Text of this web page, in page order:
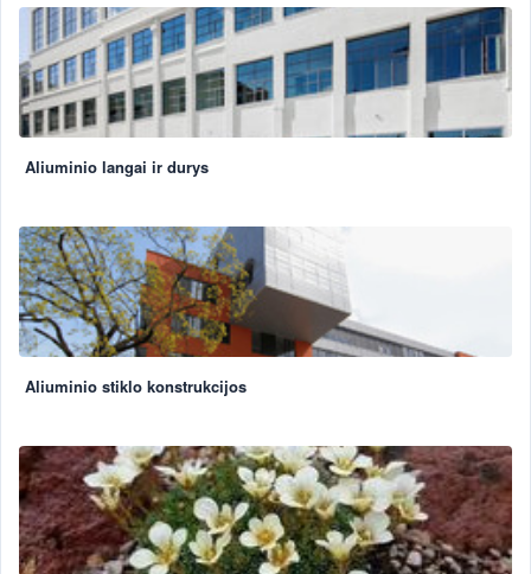
Aliuminio langai ir durys
Aliuminio stiklo konstrukcijos